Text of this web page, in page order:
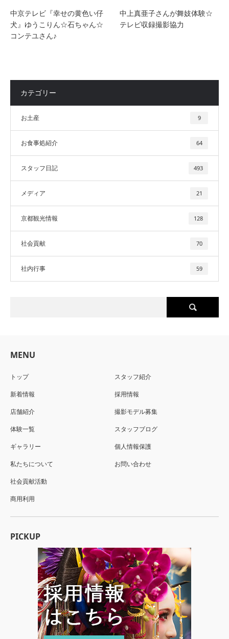
中京テレビ『幸せの黄色い仔
犬』ゆうこりん☆石ちゃん☆
コンテユさん♪
中上真亜子さんが舞妓体験☆
テレビ収録撮影協力
カテゴリー
お土産 9
お食事処紹介 64
スタッフ日記 493
メディア 21
京都観光情報 128
社会貢献 70
社内行事 59
MENU
トップ
新着情報
店舗紹介
体験一覧
ギャラリー
私たちについて
社会貢献活動
商用利用
スタッフ紹介
採用情報
撮影モデル募集
スタッフブログ
個人情報保護
お問い合わせ
PICKUP